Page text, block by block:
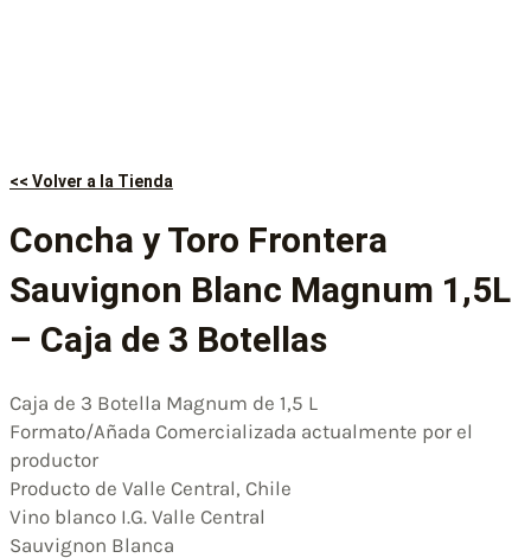
<< Volver a la Tienda
Concha y Toro Frontera
Sauvignon Blanc Magnum 1,5L
– Caja de 3 Botellas
Caja de 3 Botella Magnum de 1,5 L
Formato/Añada Comercializada actualmente por el
productor
Producto de Valle Central, Chile
Vino blanco I.G. Valle Central
Sauvignon Blanca